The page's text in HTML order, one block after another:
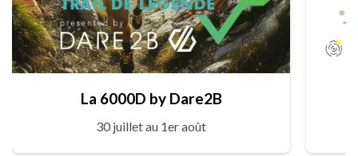
La 6000D by Dare2B
30 juillet au 1er août